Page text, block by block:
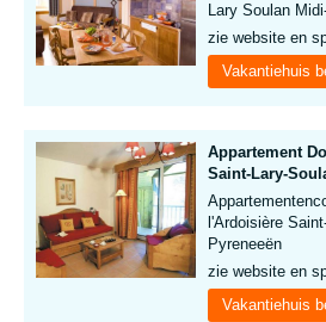
Lary Soulan
zie website en
Vakantiehuis
Appartement
Saint-Lary-
l'Ardoisière
Pyreneeën
zie website en
Vakantiehuis